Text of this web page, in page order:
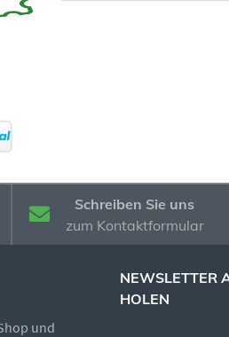
Schreiben Sie uns
zum Kontaktformular
und
NEWSLETTER
HOLEN